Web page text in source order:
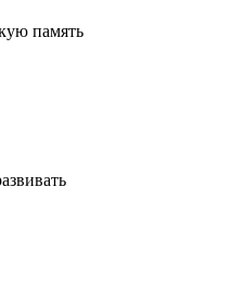
память